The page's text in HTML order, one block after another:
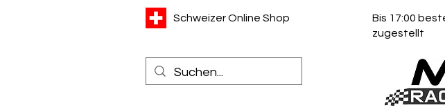
Schweizer Online Shop
Bis 17:00
zugestellt